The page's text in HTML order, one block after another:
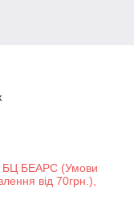
БЦ БЕАРС (Умови
від 70грн.),